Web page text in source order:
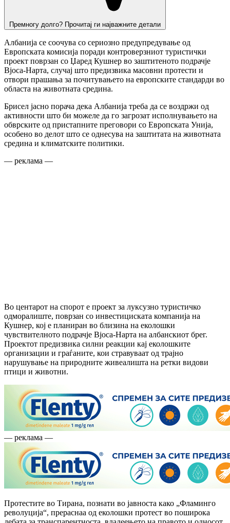
Премногу долго? Прочитај ги најважните детали
Албанија се соочува со сериозно предупредување од
Европската комисија поради контроверзниот туристички
проект поврзан со Џаред Кушнер во заштитеното подрачје
Вјоса-Нарта, случај што предизвика масовни протести и
отвори прашања за почитувањето на европските стандарди во
областа на животната средина.
Брисел јасно порача дека Албанија треба да се воздржи од
активности што би можеле да го загрозат исполнувањето на
обврските од пристапните преговори со Европската Унија,
особено во делот што се однесува на заштитата на животната
средина и климатските политики.
— реклама —
Во центарот на спорот е проект за луксузно туристичко
одморалиште, поврзан со инвестициската компанија на
Кушнер, кој е планиран во близина на еколошки
чувствителното подрачје Вјоса-Нарта на албанскиот брег.
Проектот предизвика силни реакции кај еколошките
организации и граѓаните, кои стравуваат од трајно
нарушување на природните живеалишта на ретки видови
птици и животни.
— реклама —
Протестите во Тирана, познати во јавноста како „Фламинго
револуција“, прераснаа од еколошки протест во поширока